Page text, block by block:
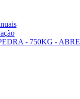
- 750KG - ABRE